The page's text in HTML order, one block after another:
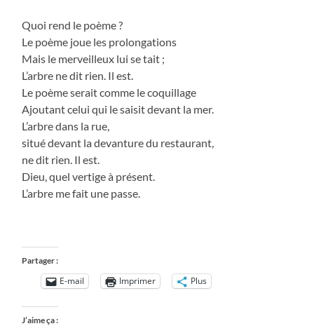
Quoi rend le poème ?
Le poème joue les prolongations
Mais le merveilleux lui se tait ;
L’arbre ne dit rien. Il est.
Le poème serait comme le coquillage
Ajoutant celui qui le saisit devant la mer.
L’arbre dans la rue,
situé devant la devanture du restaurant,
ne dit rien. Il est.
Dieu, quel vertige à présent.
L’arbre me fait une passe.
Partager :
E-mail Imprimer Plus
J’aime ça :